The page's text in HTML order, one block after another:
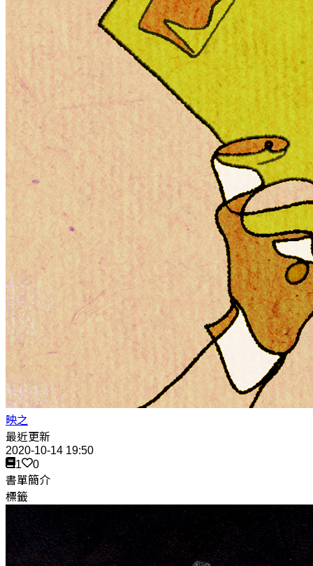
映之
最近更新
2020-10-14 19:50
1
0
書單簡介
標籤